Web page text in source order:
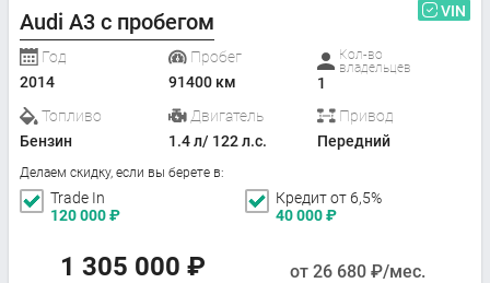
Audi A3 с пробегом VIN
Год
2014
Пробег
91400 км
Кол-во
владельцев
1
Топливо
Бензин
Двигатель
1.4 л/ 122 л.с.
Привод
Передний
Делаем скидку, если вы берете в:
Trade In
120 000₽
Кредит от 6,5%
40 000₽
1 305 000 ₽ от 26 680 ₽/мес.